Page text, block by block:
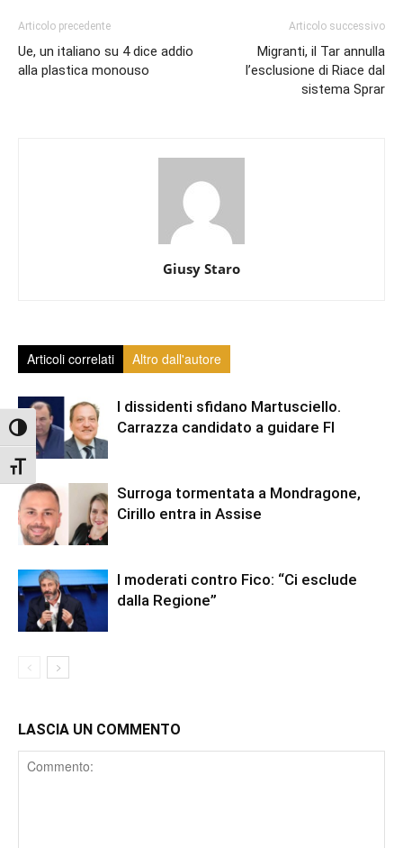
Attiva/disattiva alto contrasto
Attiva/disattiva dimensione testo
Articolo precedente
Ue, un italiano su 4 dice addio
alla plastica monouso
Articolo successivo
Migranti, il Tar annulla
l’esclusione di Riace dal
sistema Sprar
Giusy Staro
Articoli correlati Altro dall'autore
I dissidenti sfidano Martusciello.
Carrazza candidato a guidare FI
Surroga tormentata a Mondragone,
Cirillo entra in Assise
I moderati contro Fico: “Ci esclude
dalla Regione”
LASCIA UN COMMENTO
Comment